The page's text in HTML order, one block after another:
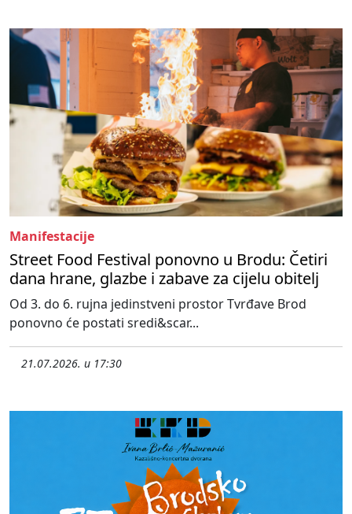
Manifestacije
Street Food Festival ponovno u Brodu: Četiri
dana hrane, glazbe i zabave za cijelu obitelj
Od 3. do 6. rujna jedinstveni prostor Tvrđave Brod
ponovno će postati sredi&scar...
21.07.2026. u 17:30